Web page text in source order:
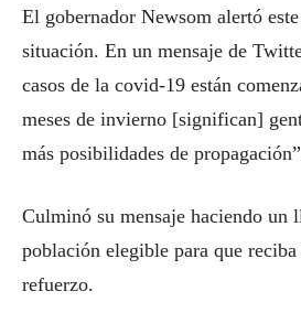
El gobernador Newsom alertó
situación. En un mensaje de
casos de la covid-19 están
meses de invierno [significan]
más posibilidades de
Culminó su mensaje haciendo un
población elegible para que
refuerzo.